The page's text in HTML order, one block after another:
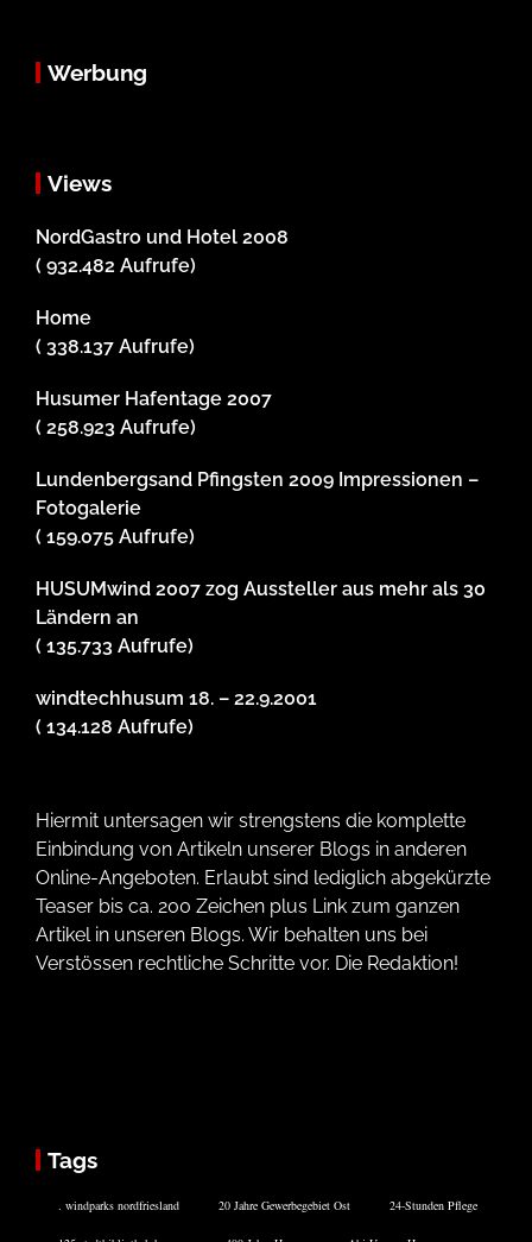
Werbung
Views
NordGastro und Hotel 2008
( 932.482 Aufrufe)
Home
( 338.137 Aufrufe)
Husumer Hafentage 2007
( 258.923 Aufrufe)
Lundenbergsand Pfingsten 2009 Impressionen –
Fotogalerie
( 159.075 Aufrufe)
HUSUMwind 2007 zog Aussteller aus mehr als 30
Ländern an
( 135.733 Aufrufe)
windtechhusum 18. – 22.9.2001
( 134.128 Aufrufe)
Hiermit untersagen wir strengstens die komplette
Einbindung von Artikeln unserer Blogs in anderen
Online-Angeboten. Erlaubt sind lediglich abgekürzte
Teaser bis ca. 200 Zeichen plus Link zum ganzen
Artikel in unseren Blogs. Wir behalten uns bei
Verstössen rechtliche Schritte vor. Die Redaktion!
Tags
. windparks nordfriesland 20 Jahre Gewerbegebiet Ost 24-Stunden Pflege